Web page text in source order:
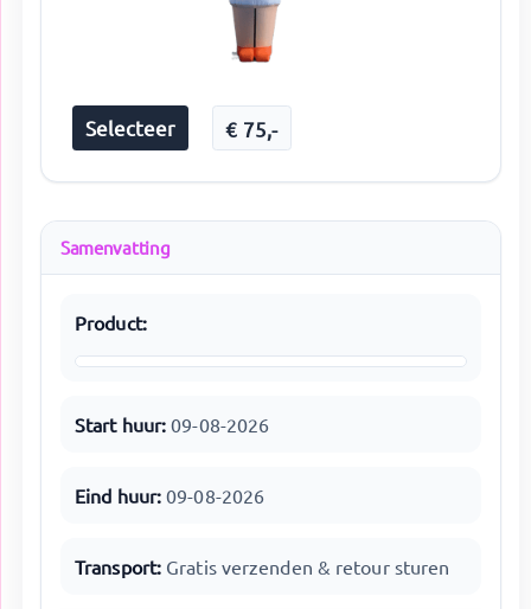
Selecteer € 75,-
Samenvatting
Product:
Start huur: 09-08-2026
Eind huur: 09-08-2026
Transport: Gratis verzenden & retour sturen